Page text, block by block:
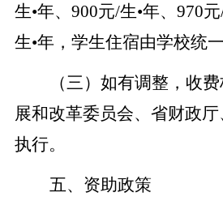
生•年、900元/生•年、970
生•年，学生住宿由学校统一
（三）如有调整，收
展和改革委员会、省财政
执行。
五、资助政策